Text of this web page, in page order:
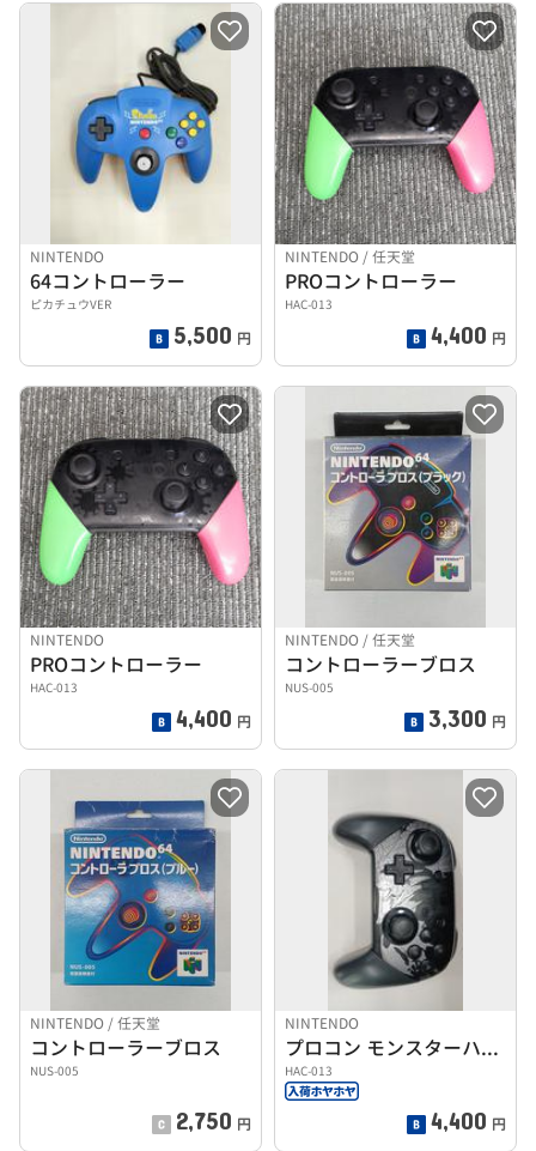
NINTENDO
64コントローラー
ピカチュウVER
5,500 円
NINTENDO / 任天堂
PROコントローラー
HAC-013
4,400 円
NINTENDO
PROコントローラー
HAC-013
4,400 円
NINTENDO / 任天堂
コントローラーブロス
NUS-005
3,300 円
NINTENDO / 任天堂
コントローラーブロス
NUS-005
2,750 円
NINTENDO
プロコン モンスターハンターライズ:サンブレイクエディション
HAC-013
4,400 円